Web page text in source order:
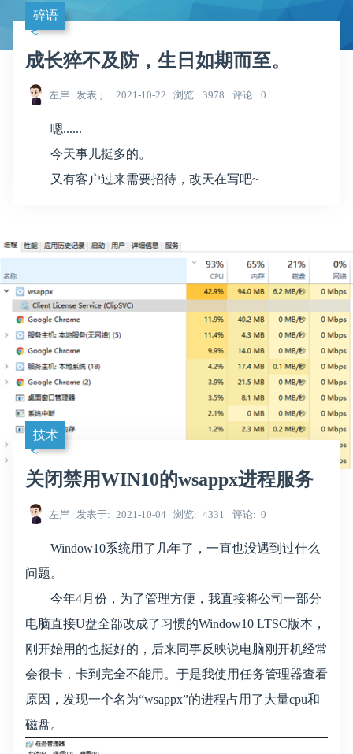
碎语
成长猝不及防，生日如期而至。
左岸 发表于 2021-10-22 浏览 3978 评论 0
嗯......
今天事儿挺多的。
又有客户过来需要招待，改天在写吧~
技术
关闭禁用WIN10的wsappx进程服务
左岸 发表于 2021-10-04 浏览 4331 评论 0
Window10系统用了几年了，一直也没遇到过什么
问题。
今年4月份，为了管理方便，我直接将公司一部分
电脑直接U盘全部改成了习惯的Window10 LTSC版本，
刚开始用的也挺好的，后来同事反映说电脑刚开机经常
会很卡，卡到完全不能用。于是我使用任务管理器查看
原因，发现一个名为“wsappx”的进程占用了大量cpu和
磁盘。